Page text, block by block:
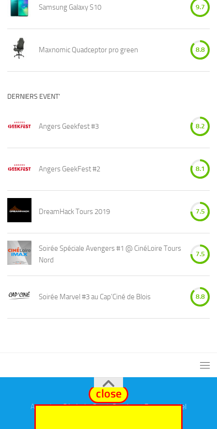
Samsung Galaxy S10 9.7
Maxnomic Quadceptor pro green 8.8
DERNIERS EVENT’
Angers Geekfest #3 8.2
Angers GeekFest #2 8.1
DreamHack Tours 2019 7.5
Soirée Spéciale Avengers #1 @ CinéLoire Tours
Nord
7.5
Soirée Marvel #3 au Cap’Ciné de Blois 8.8
AnnuairesGénéral,eSport,CosplayetEvenementiel
close